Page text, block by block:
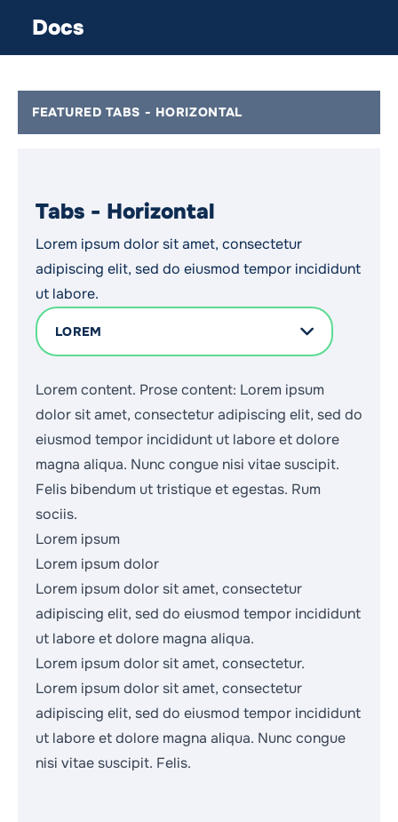
Docs
FEATURED TABS - HORIZONTAL
Tabs - Horizontal
Lorem ipsum dolor sit amet, consectetur
adipiscing elit, sed do eiusmod tempor incididunt
ut labore.
LOREM
Lorem content. Prose content: Lorem ipsum
dolor sit amet, consectetur adipiscing elit, sed do
eiusmod tempor incididunt ut labore et dolore
magna aliqua. Nunc congue nisi vitae suscipit.
Felis bibendum ut tristique et egestas. Rum
sociis.
Lorem ipsum
Lorem ipsum dolor
Lorem ipsum dolor sit amet, consectetur
adipiscing elit, sed do eiusmod tempor incididunt
ut labore et dolore magna aliqua.
Lorem ipsum dolor sit amet, consectetur.
Lorem ipsum dolor sit amet, consectetur
adipiscing elit, sed do eiusmod tempor incididunt
ut labore et dolore magna aliqua. Nunc congue
nisi vitae suscipit. Felis.